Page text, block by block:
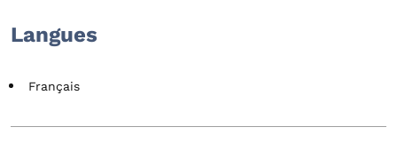
Langues
Français